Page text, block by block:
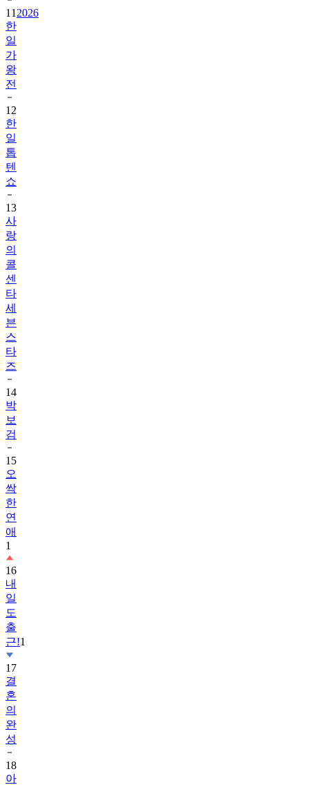
11 2026
한
일
가
왕
전
12
한
일
톱
텐
쇼
13
사
랑
의
콜
센
타
세
븐
스
타
즈
14
박
보
검
15
오
싹
한
연
애
1
16
내
일
도
출
근!1
17
결
혼
의
완
성
18
아